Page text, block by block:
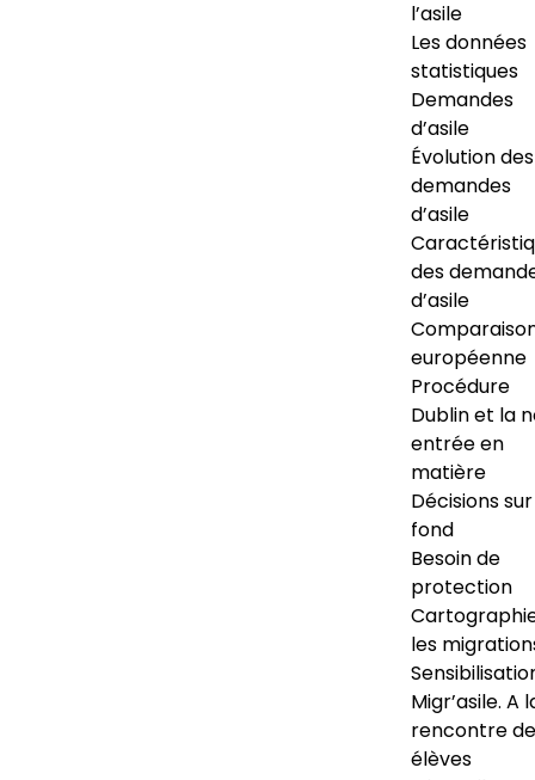
l’asile
Les données
statistiques
Demandes
d’asile
Évolution des
demandes
d’asile
des
d’asile
européenne
Procédure
Dublin et la
entrée en
matière
Décisions
fond
Besoin de
protection
les
Migr’asile. A
rencontre
élèves